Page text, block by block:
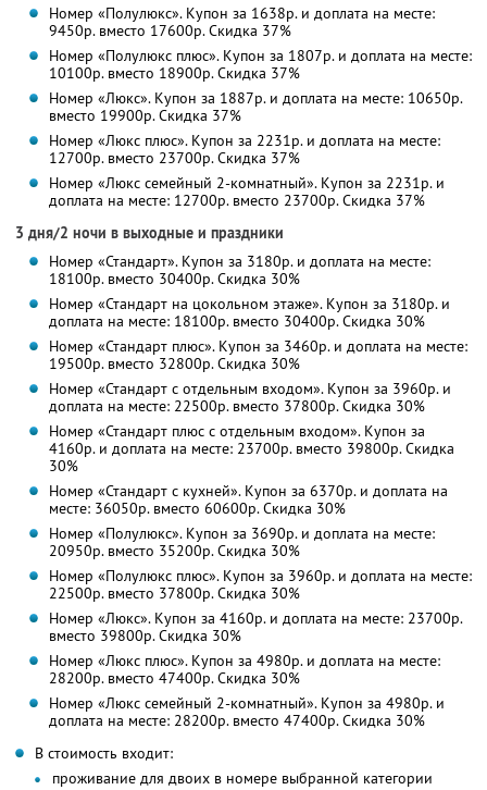
Номер «Полулюкс». Купон за 1638р. и доплата на месте:
9450р. вместо 17600р. Скидка 37%
Номер «Полулюкс плюс». Купон за 1807р. и доплата на месте:
10100р. вместо 18900р. Скидка 37%
Номер «Люкс». Купон за 1887р. и доплата на месте: 10650р.
вместо 19900р. Скидка 37%
Номер «Люкс плюс». Купон за 2231р. и доплата на месте:
12700р. вместо 23700р. Скидка 37%
Номер «Люкс семейный 2-комнатный». Купон за 2231р. и
доплата на месте: 12700р. вместо 23700р. Скидка 37%
3 дня/2 ночи в выходные и праздники
Номер «Стандарт». Купон за 3180р. и доплата на месте:
18100р. вместо 30400р. Скидка 30%
Номер «Стандарт на цокольном этаже». Купон за 3180р. и
доплата на месте: 18100р. вместо 30400р. Скидка 30%
Номер «Стандарт плюс». Купон за 3460р. и доплата на месте:
19500р. вместо 32800р. Скидка 30%
Номер «Стандарт с отдельным входом». Купон за 3960р. и
доплата на месте: 22500р. вместо 37800р. Скидка 30%
Номер «Стандарт плюс с отдельным входом». Купон за
4160р. и доплата на месте: 23700р. вместо 39800р. Скидка
30%
Номер «Стандарт с кухней». Купон за 6370р. и доплата на
месте: 36050р. вместо 60600р. Скидка 30%
Номер «Полулюкс». Купон за 3690р. и доплата на месте:
20950р. вместо 35200р. Скидка 30%
Номер «Полулюкс плюс». Купон за 3960р. и доплата на месте:
22500р. вместо 37800р. Скидка 30%
Номер «Люкс». Купон за 4160р. и доплата на месте: 23700р.
вместо 39800р. Скидка 30%
Номер «Люкс плюс». Купон за 4980р. и доплата на месте:
28200р. вместо 47400р. Скидка 30%
Номер «Люкс семейный 2-комнатный». Купон за 4980р. и
доплата на месте: 28200р. вместо 47400р. Скидка 30%
В стоимость входит:
проживание для двоих в номере выбранной категории